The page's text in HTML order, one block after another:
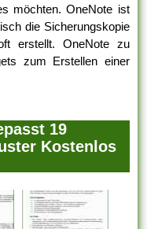
möchten. OneNote ist
die Sicherungskopie
erstellt. OneNote zu
zum Erstellen einer
19
Kostenlos